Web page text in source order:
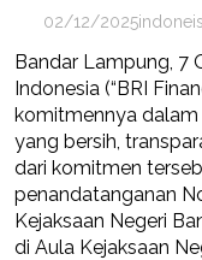
02/12/2025
Bandar Lampung, 7
Indonesia (“BRI
komitmennya
yang bersih,
dari komitmen
penandatanganan
Kejaksaan Negeri
di Aula Kejaksaan